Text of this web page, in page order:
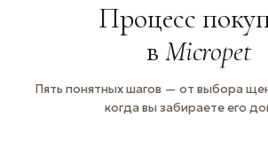
Процесс
в Micropet
Пять понятных шагов — от выбора
когда вы забираете его